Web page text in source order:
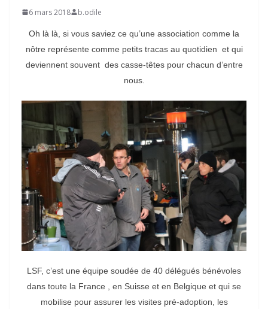
6 mars 2018 b.odile
Oh là là, si vous saviez ce qu’une association comme la
nôtre représente comme petits tracas au quotidien et qui
deviennent souvent des casse-têtes pour chacun d’entre
nous.
LSF, c’est une équipe soudée de 40 délégués bénévoles
dans toute la France , en Suisse et en Belgique et qui se
mobilise pour assurer les visites pré-adoption, les